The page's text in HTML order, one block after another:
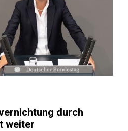
durch
weiter